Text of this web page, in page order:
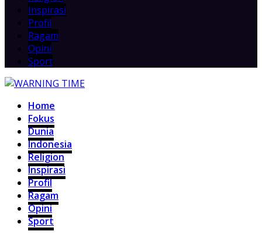
Inspirasi
Profil
Ragam
Opini
Sport
Home
Fokus
Dunia
Indonesia
Religion
Inspirasi
Profil
Ragam
Opini
Sport